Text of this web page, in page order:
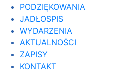
PODZIĘKOWANIA
JADŁOSPIS
WYDARZENIA
AKTUALNOŚCI
ZAPISY
KONTAKT